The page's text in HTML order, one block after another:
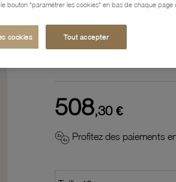
Caractéristiques détaillées
508,30 €
Profitez des paiements
bouton "paramétrer les cookies" en bas de chaque page
cookies Tout accepter